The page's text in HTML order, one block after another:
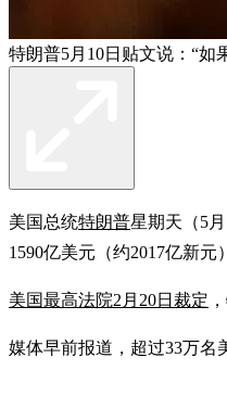
特朗普5月10日贴文说：“如
美国总统特朗普星期天（5
1590亿美元（约2017亿新元
美国最高法院2月20日裁定
媒体早前报道，超过33万名